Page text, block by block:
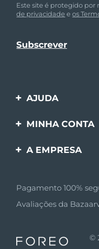
Este site é protegido por
de privacidade eos
AJUDA
Entre em contato
MINHA CONTA
Registro de produto
A EMPRESA
Afiliados
Notícias de
Pagamento 100%
Avaliações da
©